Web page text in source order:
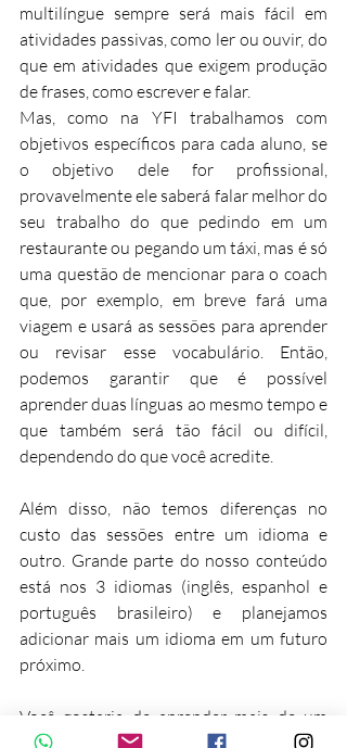
multilíngue sempre será mais fácil em
atividades passivas, como ler ou ouvir, do
que em atividades que exigem produção
de frases, como escrever e falar.
Mas, como na YFI trabalhamos com
objetivos específicos para cada aluno, se
o objetivo dele for profissional,
provavelmente ele saberá falar melhor do
seu trabalho do que pedindo em um
restaurante ou pegando um táxi, mas é só
uma questão de mencionar para o coach
que, por exemplo, em breve fará uma
viagem e usará as sessões para aprender
ou revisar esse vocabulário. Então,
podemos garantir que é possível
aprender duas línguas ao mesmo tempo e
que também será tão fácil ou difícil,
dependendo do que você acredite.
Além disso, não temos diferenças no
custo das sessões entre um idioma e
outro. Grande parte do nosso conteúdo
está nos 3 idiomas (inglês, espanhol e
português brasileiro) e planejamos
adicionar mais um idioma em um futuro
próximo.
Você gostaria de aprender mais de um
idioma? Você já tentou?